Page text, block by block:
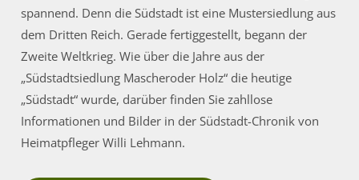
spannend. Denn die Südstadt ist eine Mustersiedlung aus
dem Dritten Reich. Gerade fertiggestellt, begann der
Zweite Weltkrieg. Wie über die Jahre aus der
„Südstadtsiedlung Mascheroder Holz“ die heutige
„Südstadt“ wurde, darüber finden Sie zahllose
Informationen und Bilder in der Südstadt-Chronik von
Heimatpfleger Willi Lehmann.